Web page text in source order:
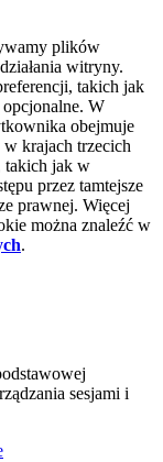
plików
witryny.
takich jak
W
obejmuje
krajach trzecich
takich jak w
przez tamtejsze
prawnej. Więcej
można znaleźć w
.
sesjami i